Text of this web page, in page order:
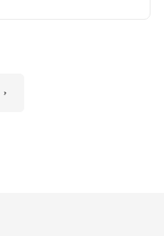
›